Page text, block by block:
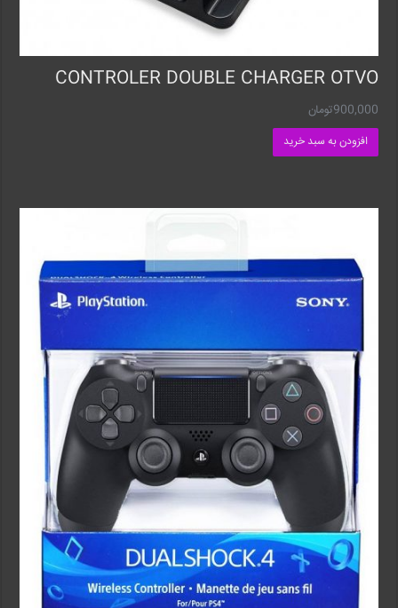
CONTROLER DOUBLE CHARGER OTVO
900,000تومان
افزودن به سبد خرید